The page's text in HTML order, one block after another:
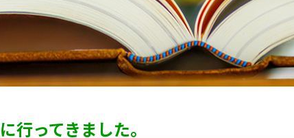
行ってきました。